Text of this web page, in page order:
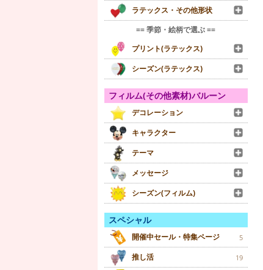
ラテックス・その他形状
== 季節・絵柄で選ぶ ==
プリント(ラテックス)
シーズン(ラテックス)
フィルム(その他素材)バルーン
デコレーション
キャラクター
テーマ
メッセージ
シーズン(フィルム)
スペシャル
開催中セール・特集ページ 5
推し活 19